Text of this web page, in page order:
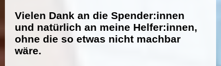
Vielen Dank an die Spender:innen
und natürlich an meine Helfer:innen,
ohne die so etwas nicht machbar
wäre.